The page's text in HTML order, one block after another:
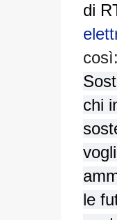
di
così:
chi
le